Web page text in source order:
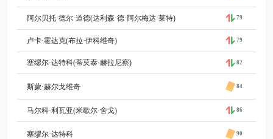
阿尔贝托·德尔·道德(达利森·德·阿尔梅达·莱特) 79
卢卡·霍达克(布拉·伊科维奇) 79
塞缪尔·达特科(蒂莫泰·赫拉尼察) 82
斯蒙·赫尔戈维奇 84
马尔科·利瓦亚(米歇尔·舍戈) 86
塞缪尔·达特科 90